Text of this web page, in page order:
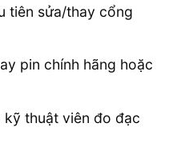
tiên sửa/thay cổng
pin chính hãng hoặc
thuật viên đo đạc